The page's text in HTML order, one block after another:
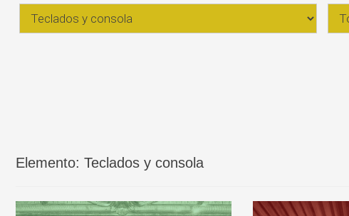
Elemento: Teclados y consola